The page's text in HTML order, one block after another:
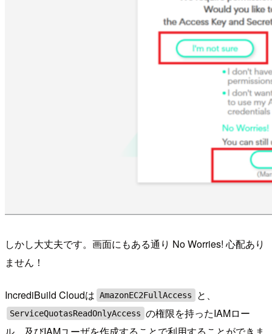
しかし大丈夫です。画面にもある通り No Worries! 心配あり
ません！
IncrediBuild Cloudは AmazonEC2FullAccess と、
ServiceQuotasReadOnlyAccess の権限を持ったIAMロー